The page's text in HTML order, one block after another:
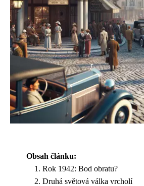
Obsah článku:
Rok 1942: Bod obratu?
Druhá světová válka vrcholí